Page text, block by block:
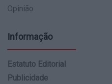
Opinião
Informação
Estatuto Editorial
Publicidade